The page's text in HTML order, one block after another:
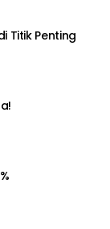
Titik Penting